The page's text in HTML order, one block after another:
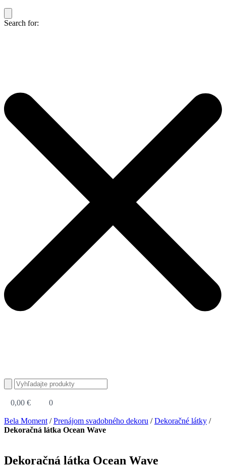
Search for:
0,00 € 0
Bela Moment / Prenájom svadobného dekoru / Dekoračné látky /
Dekoračná látka Ocean Wave
Dekoračná látka Ocean Wave